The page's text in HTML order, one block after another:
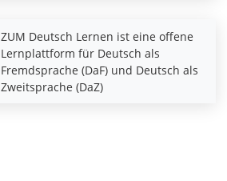
ZUM Deutsch Lernen ist eine offene
Lernplattform für Deutsch als
Fremdsprache (DaF) und Deutsch als
Zweitsprache (DaZ)